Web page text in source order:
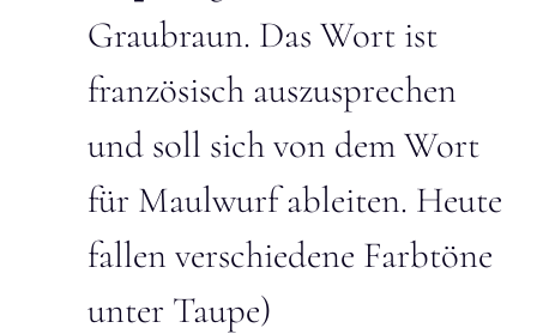
Graubraun. Das Wort ist
französisch auszusprechen
und soll sich von dem Wort
für Maulwurf ableiten. Heute
fallen verschiedene Farbtöne
unter Taupe)